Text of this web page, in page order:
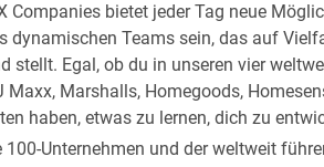
Companies bietet jeder Tag neue
dynamischen Teams sein, das auf
stellt. Egal, ob du in unseren vier
Maxx, Marshalls, Homegoods,
haben, etwas zu lernen, dich zu
100-Unternehmen und der weltweit